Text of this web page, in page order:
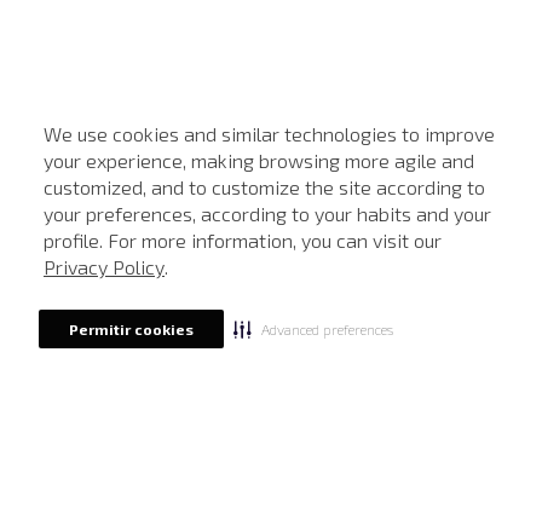
We use cookies and similar technologies to improve
your experience, making browsing more agile and
customized, and to customize the site according to
your preferences, according to your habits and your
profile. For more information, you can visit our
Privacy Policy.
Permitir cookies Advanced preferences